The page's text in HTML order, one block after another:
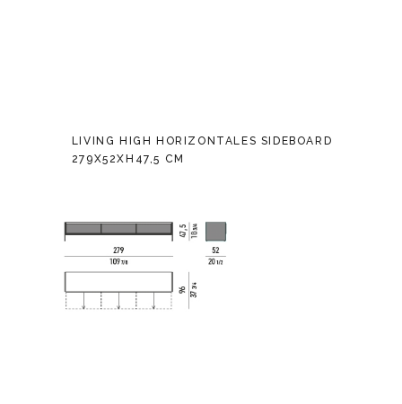
LIVING HIGH HORIZONTALES SIDEBOARD
279X52XH47,5 CM